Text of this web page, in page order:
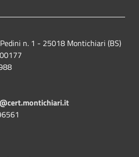
n. 1 - 25018 Montichiari (BS)